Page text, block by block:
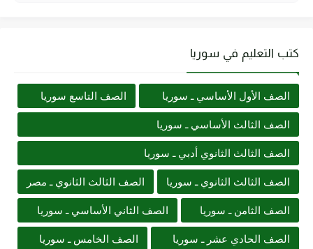
كتب التعليم في سوريا
الصف الأول الأساسي ـ سوريا الصف التاسع سوريا
الصف الثالث الأساسي ـ سوريا
الصف الثالث الثانوي أدبي ـ سوريا
الصف الثالث الثانوي ـ سوريا الصف الثالث الثانوي ـ مصر
الصف الثامن ـ سوريا الصف الثاني الأساسي ـ سوريا
الصف الحادي عشر ـ سوريا الصف الخامس ـ سوريا